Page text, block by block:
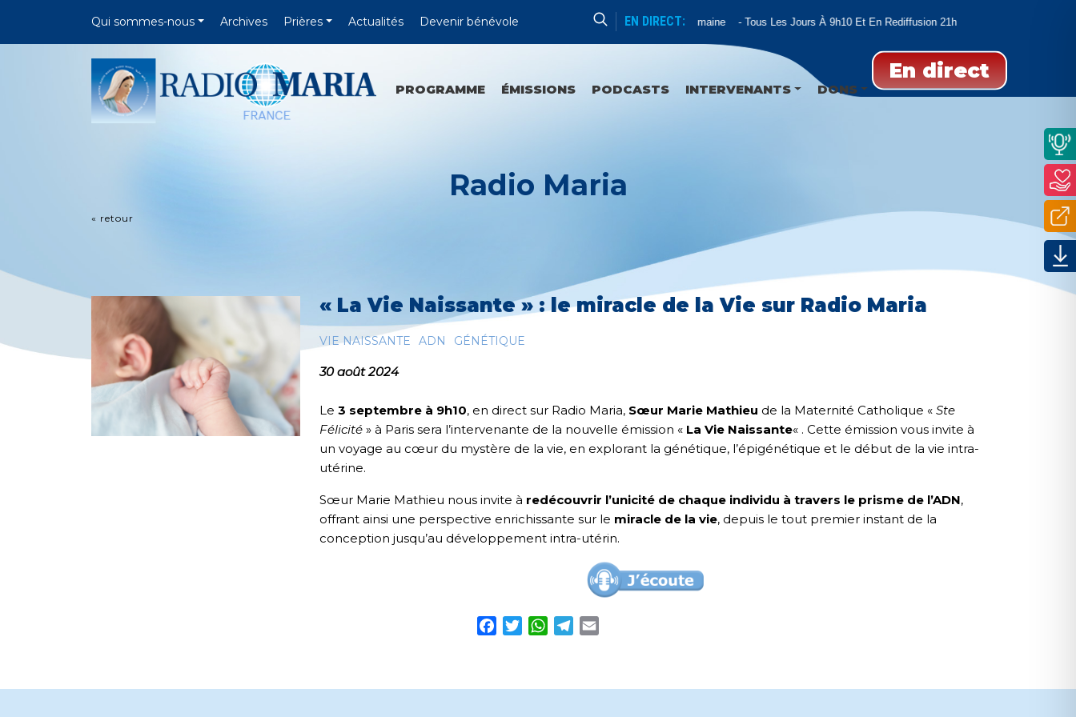
Qui sommes-nous Archives Prières Actualités Devenir bénévole EN DIRECT:
Formation Humaine Tous Les Jours À 9h10 Et En Rediffusion 21h00 Et 02h00
En direct
PROGRAMME ÉMISSIONS PODCASTS INTERVENANTS DONS
Radio Maria
« retour
« La Vie Naissante » : le miracle de la Vie sur Radio Maria
VIE NAISSANTE ADN GÉNÉTIQUE
30 août 2024
Le 3 septembre à 9h10, en direct sur Radio Maria, Sœur Marie Mathieu de la Maternité Catholique « Ste
Félicité » à Paris sera l’intervenante de la nouvelle émission « La Vie Naissante« . Cette émission vous invite à
un voyage au cœur du mystère de la vie, en explorant la génétique, l’épigénétique et le début de la vie intra-
utérine.
Sœur Marie Mathieu nous invite à redécouvrir l’unicité de chaque individu à travers le prisme de l’ADN,
offrant ainsi une perspective enrichissante sur le miracle de la vie, depuis le tout premier instant de la
conception jusqu’au développement intra-utérin.
Facebook
TwitterWhatsApp
Telegram